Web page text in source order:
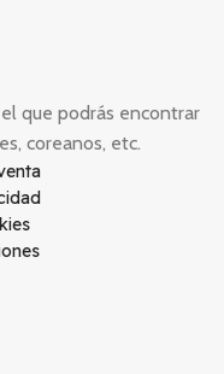
que podrás encontrar
coreanos, etc.